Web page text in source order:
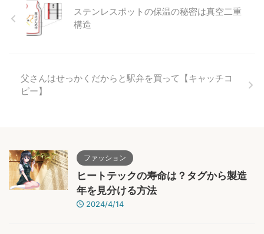
ステンレスポットの保温の秘密は真空二重
構造
父さんはせっかくだからと駅弁を買って【キャッチコ
ピー】
ファッション
ヒートテックの寿命は？タグから製造
年を見分ける方法
2024/4/14